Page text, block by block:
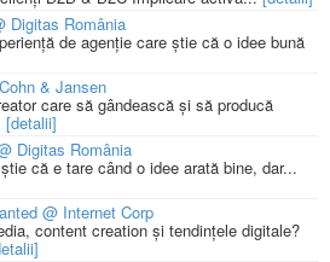
Digitas România
de agenție care știe că o idee bună
& Jansen
care să gândească și să producă
[detalii]
Digitas România
că e tare când o idee arată bine, dar...
@ Internet Corp
content creation și tendințele digitale?